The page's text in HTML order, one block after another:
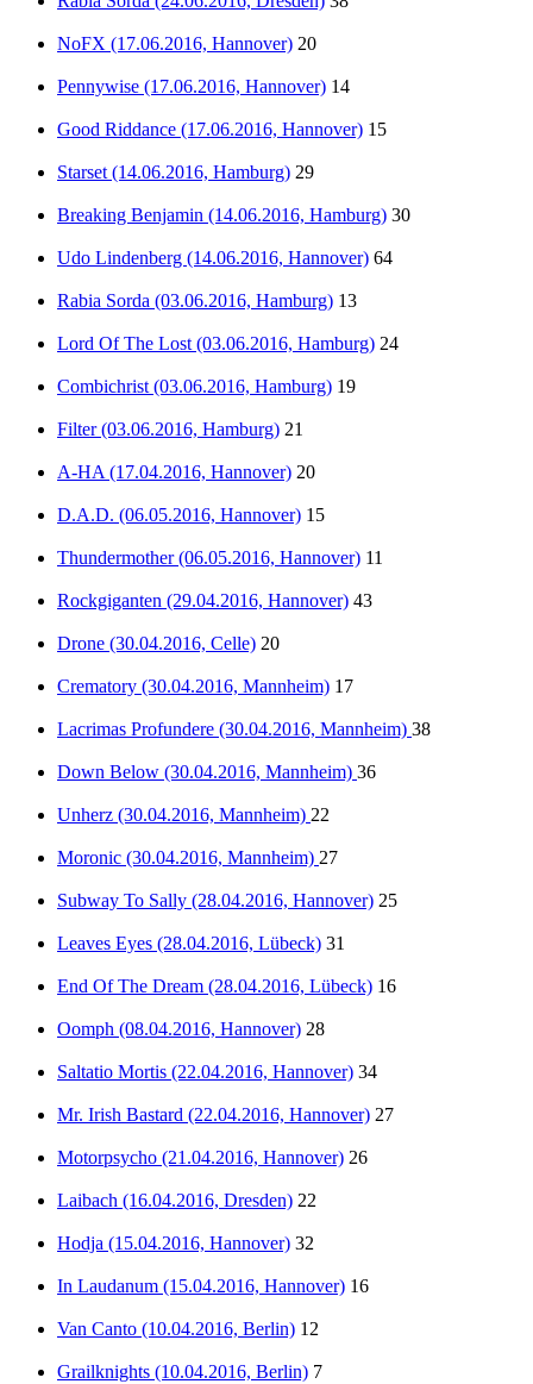
NoFX (17.06.2016, Hannover) 20
Pennywise (17.06.2016, Hannover) 14
Good Riddance (17.06.2016, Hannover) 15
Starset (14.06.2016, Hamburg) 29
Breaking Benjamin (14.06.2016, Hamburg) 30
Udo Lindenberg (14.06.2016, Hannover) 64
Rabia Sorda (03.06.2016, Hamburg) 13
Lord Of The Lost (03.06.2016, Hamburg) 24
Combichrist (03.06.2016, Hamburg) 19
Filter (03.06.2016, Hamburg) 21
A-HA (17.04.2016, Hannover) 20
D.A.D. (06.05.2016, Hannover) 15
Thundermother (06.05.2016, Hannover) 11
Rockgiganten (29.04.2016, Hannover) 43
Drone (30.04.2016, Celle) 20
Crematory (30.04.2016, Mannheim) 17
Lacrimas Profundere (30.04.2016, Mannheim) 38
Down Below (30.04.2016, Mannheim) 36
Unherz (30.04.2016, Mannheim) 22
Moronic (30.04.2016, Mannheim) 27
Subway To Sally (28.04.2016, Hannover) 25
Leaves Eyes (28.04.2016, Lübeck) 31
End Of The Dream (28.04.2016, Lübeck) 16
Oomph (08.04.2016, Hannover) 28
Saltatio Mortis (22.04.2016, Hannover) 34
Mr. Irish Bastard (22.04.2016, Hannover) 27
Motorpsycho (21.04.2016, Hannover) 26
Laibach (16.04.2016, Dresden) 22
Hodja (15.04.2016, Hannover) 32
In Laudanum (15.04.2016, Hannover) 16
Van Canto (10.04.2016, Berlin) 12
Grailknights (10.04.2016, Berlin) 7